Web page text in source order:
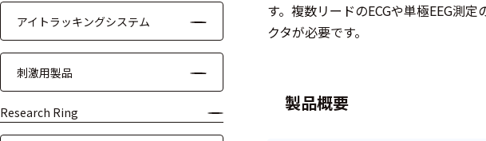
テム
アイトラッキングシステム
刺激用製品
Research Ring
す。複数リードのECGや単極EEG測
クタが必要です。
製品概要